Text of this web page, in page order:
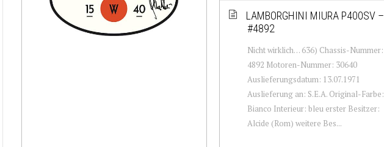
LAMBORGHINI MIURA P400SV –
#4892
Nicht wirklich… 636) Chassis-Nummer:
4892 Motoren-Nummer: 30640
Auslieferungsdatum: 13.07.1971
Auslieferung an: S.E.A. Original-Farbe:
Bianco Interieur: bleu erster Besitzer:
Alcide (Rom) weitere Bes...